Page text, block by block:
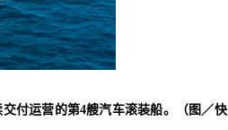
付运营的第4艘汽车滚装船。（图／快